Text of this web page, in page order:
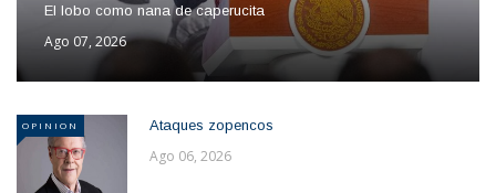
El lobo como nana de caperucita
Ago 07, 2026
OPINION Ataques zopencos
Ago 06, 2026